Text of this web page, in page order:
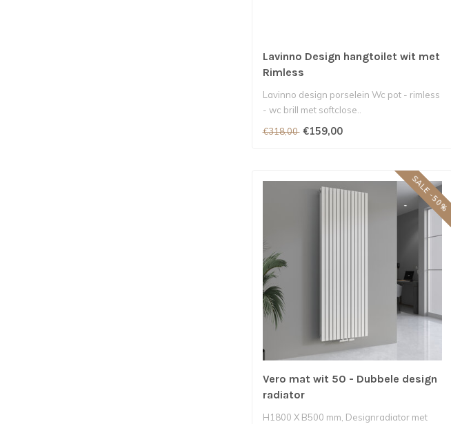
Lavinno Design hangtoilet wit met
Rimless
Lavinno design porselein Wc pot - rimless
- wc brill met softclose..
€318,00 €159,00
SALE -50%
Vero mat wit 50 - Dubbele design
radiator
H1800 X B500 mm, Designradiator met